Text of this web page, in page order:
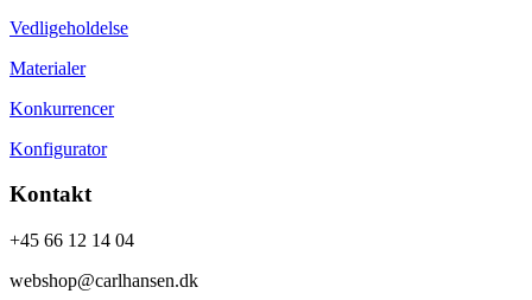
Vedligeholdelse
Materialer
Konkurrencer
Konfigurator
Kontakt
+45 66 12 14 04
webshop@carlhansen.dk